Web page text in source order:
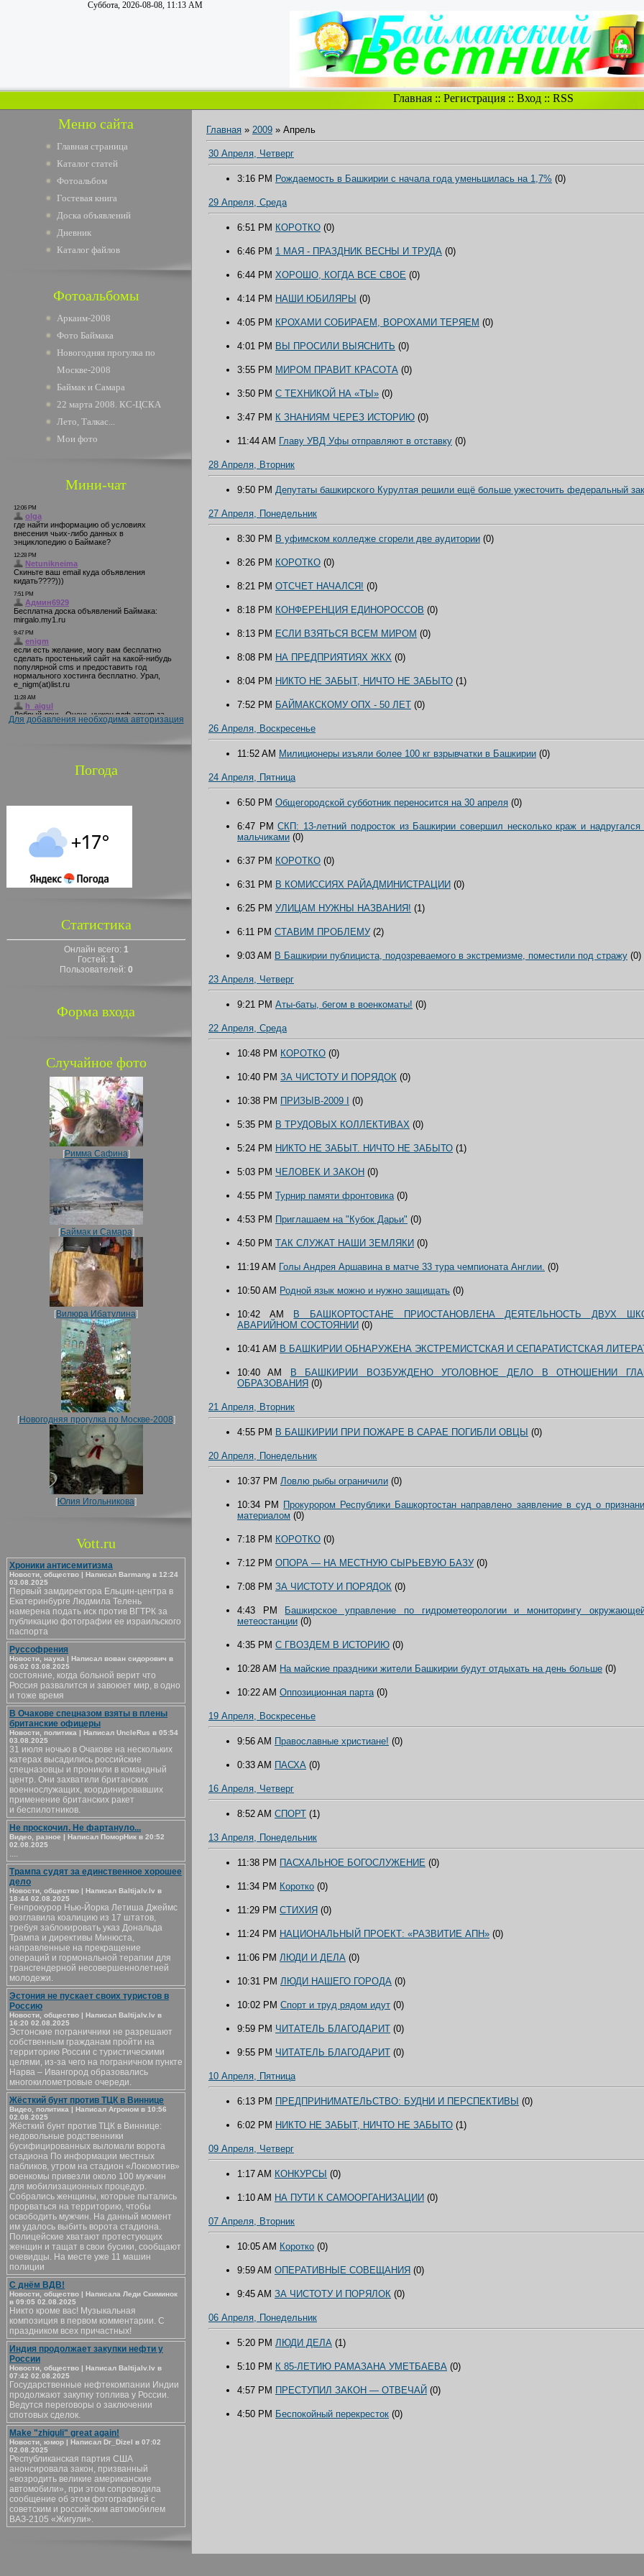
Суббота, 2026-08-08, 11:13 AM
Главная:: Регистрация:: Вход:: RSS
Меню сайта
Главная страница
Каталог статей
Фотоальбом
Гостевая книга
Доска объявлений
Дневник
Каталог файлов
Фотоальбомы
Аркаим-2008
Фото Баймака
Новогодняя прогулка по
Москве-2008
Баймак и Самара
22 марта 2008. КС-ЦСКА
Лето, Талкас...
Мои фото
Мини-чат
Для добавления необходима авторизация
Погода
Статистика
Онлайн всего: 1
Гостей: 1
Пользователей: 0
Форма входа
Случайное фото
[Римма Сафина]
[Баймак и Самара]
[Вилюра Ибатулина]
[Новогодняя прогулка по Москве-2008]
[Юлия Игольникова]
Vott.ru
Хроники антисемитизма
Новости, общество | Написал Barmang в 12:24
03.08.2025
Первый замдиректора Ельцин-центра в
Екатеринбурге Людмила Телень
намерена подать иск против ВГТРК за
публикацию фотографии ее израильского
паспорта
Руссофрения
Новости, наука | Написал вован сидорович в
06:02 03.08.2025
состояние, когда больной верит что
Россия развалится и завоюет мир, в одно
и тоже время
В Очакове спецназом взяты в плены
британские офицеры
Новости, политика | Написал UncleRus в 05:54
03.08.2025
31 июля ночью в Очакове на нескольких
катерах высадились российские
спецназовцы и проникли в командный
центр. Они захватили британских
военнослужащих, координировавших
применение британских ракет
и беспилотников.
Не проскочил. Не фартануло...
Видео, разное | Написал ПоморНик в 20:52
02.08.2025
....
Трампа судят за единственное хорошее
дело
Новости, общество | Написал Baltijalv.lv в
18:44 02.08.2025
Генпрокурор Нью-Йорка Летиша Джеймс
возглавила коалицию из 17 штатов,
требуя заблокировать указ Дональда
Трампа и директивы Минюста,
направленные на прекращение
операций и гормональной терапии для
трансгендерной несовершеннолетней
молодежи.
Эстония не пускает своих туристов в
Россию
Новости, общество | Написал Baltijalv.lv в
16:20 02.08.2025
Эстонские пограничники не разрешают
собственным гражданам пройти на
территорию России с туристическими
целями, из-за чего на пограничном пункте
Нарва – Ивангород образовались
многокилометровые очереди.
Жёсткий бунт против ТЦК в Виннице
Видео, политика | Написал Агроном в 10:56
02.08.2025
Жёсткий бунт против ТЦК в Виннице:
недовольные родственники
бусифицированных выломали ворота
стадиона По информации местных
пабликов, утром на стадион «Локомотив»
военкомы привезли около 100 мужчин
для мобилизационных процедур.
Собрались женщины, которые пытались
прорваться на территорию, чтобы
освободить мужчин. На данный момент
им удалось выбить ворота стадиона.
Полицейские хватают протестующих
женщин и тащат в свои бусики, сообщают
очевидцы. На месте уже 11 машин
полиции
С днём ВДВ!
Новости, общество | Написала Леди Скиминок
в 09:05 02.08.2025
Никто кроме вас! Музыкальная
композиция в первом комментарии. С
праздником всех причастных!
Индия продолжает закупки нефти у
России
Новости, общество | Написал Baltijalv.lv в
07:42 02.08.2025
Государственные нефтекомпании Индии
продолжают закупку топлива у России.
Ведутся переговоры о заключении
спотовых сделок.
Make "zhiguli" great again!
Новости, юмор | Написал Dr_Dizel в 07:02
02.08.2025
Республиканская партия США
анонсировала закон, призванный
«возродить великие американские
автомобили», при этом сопроводила
сообщение об этом фотографией с
советским и российским автомобилем
ВАЗ-2105 «Жигули».
Главная » 2009 » Апрель
30 Апреля, Четверг
3:16 PM Рождаемость в Башкирии с начала года уменьшилась на 1,7% (0)
29 Апреля, Среда
6:51 PM КОРОТКО (0)
6:46 PM 1 МАЯ - ПРАЗДНИК ВЕСНЫ И ТРУДА (0)
6:44 PM ХОРОШО, КОГДА ВСЕ СВОЕ (0)
4:14 PM НАШИ ЮБИЛЯРЫ (0)
4:05 PM КРОХАМИ СОБИРАЕМ, ВОРОХАМИ ТЕРЯЕМ (0)
4:01 PM ВЫ ПРОСИЛИ ВЫЯСНИТЬ (0)
3:55 PM МИРОМ ПРАВИТ КРАСОТА (0)
3:50 PM С ТЕХНИКОЙ НА «ТЫ» (0)
3:47 PM К ЗНАНИЯМ ЧЕРЕЗ ИСТОРИЮ (0)
11:44 AM Главу УВД Уфы отправляют в отставку (0)
28 Апреля, Вторник
9:50 PM Депутаты башкирского Курултая решили ещё больше ужесточить федеральный
27 Апреля, Понедельник
8:30 PM В уфимском колледже сгорели две аудитории (0)
8:26 PM КОРОТКО (0)
8:21 PM ОТСЧЕТ НАЧАЛСЯ! (0)
8:18 PM КОНФЕРЕНЦИЯ ЕДИНОРОССОВ (0)
8:13 PM ЕСЛИ ВЗЯТЬСЯ ВСЕМ МИРОМ (0)
8:08 PM НА ПРЕДПРИЯТИЯХ ЖКХ (0)
8:04 PM НИКТО НЕ ЗАБЫТ, НИЧТО НЕ ЗАБЫТО (1)
7:52 PM БАЙМАКСКОМУ ОПХ - 50 ЛЕТ (0)
26 Апреля, Воскресенье
11:52 AM Милиционеры изъяли более 100 кг взрывчатки в Башкирии (0)
24 Апреля, Пятница
6:50 PM Общегородской субботник переносится на 30 апреля (0)
6:47 PM СКП: 13-летний подросток из Башкирии совершил несколько краж и
мальчиками (0)
6:37 PM КОРОТКО (0)
6:31 PM В КОМИССИЯХ РАЙАДМИНИСТРАЦИИ (0)
6:25 PM УЛИЦАМ НУЖНЫ НАЗВАНИЯ! (1)
6:11 PM СТАВИМ ПРОБЛЕМУ (2)
9:03 AM В Башкирии публициста, подозреваемого в экстремизме, поместили под стражу (0)
23 Апреля, Четверг
9:21 PM Аты-баты, бегом в военкоматы! (0)
22 Апреля, Среда
10:48 PM КОРОТКО (0)
10:40 PM ЗА ЧИСТОТУ И ПОРЯДОК (0)
10:38 PM ПРИЗЫВ-2009 I (0)
5:35 PM В ТРУДОВЫХ КОЛЛЕКТИВАХ (0)
5:24 PM НИКТО НЕ ЗАБЫТ. НИЧТО НЕ ЗАБЫТО (1)
5:03 PM ЧЕЛОВЕК И ЗАКОН (0)
4:55 PM Турнир памяти фронтовика (0)
4:53 PM Приглашаем на "Кубок Дарьи" (0)
4:50 PM ТАК СЛУЖАТ НАШИ ЗЕМЛЯКИ (0)
11:19 AM Голы Андрея Аршавина в матче 33 тура чемпионата Англии. (0)
10:50 AM Родной язык можно и нужно защищать (0)
10:42 AM
В БАШКОРТОСТАНЕ ПРИОСТАНОВЛЕНА ДЕЯТЕЛЬНОСТЬ ДВУХ
АВАРИЙНОМ СОСТОЯНИИ (0)
10:41 AM В БАШКИРИИ ОБНАРУЖЕНА ЭКСТРЕМИСТСКАЯ И СЕПАРАТИСТСКАЯ
10:40 AM
В БАШКИРИИ ВОЗБУЖДЕНО УГОЛОВНОЕ ДЕЛО В ОТНОШЕНИИ
ОБРАЗОВАНИЯ (0)
21 Апреля, Вторник
4:55 PM В БАШКИРИИ ПРИ ПОЖАРЕ В САРАЕ ПОГИБЛИ ОВЦЫ (0)
20 Апреля, Понедельник
10:37 PM Ловлю рыбы ограничили (0)
10:34 PM
Прокурором Республики Башкортостан направлено заявление в суд о
материалом (0)
7:18 PM КОРОТКО (0)
7:12 PM ОПОРА — НА МЕСТНУЮ СЫРЬЕВУЮ БАЗУ (0)
7:08 PM ЗА ЧИСТОТУ И ПОРЯДОК (0)
4:43 PM
Башкирское управление по гидрометеорологии и мониторингу
метеостанции (0)
4:35 PM С ГВОЗДЕМ В ИСТОРИЮ (0)
10:28 AM На майские праздники жители Башкирии будут отдыхать на день больше (0)
10:22 AM Оппозиционная парта (0)
19 Апреля, Воскресенье
9:56 AM Православные христиане! (0)
0:33 AM ПАСХА (0)
16 Апреля, Четверг
8:52 AM СПОРТ (1)
13 Апреля, Понедельник
11:38 PM ПАСХАЛЬНОЕ БОГОСЛУЖЕНИЕ (0)
11:34 PM Коротко (0)
11:29 PM СТИХИЯ (0)
11:24 PM НАЦИОНАЛЬНЫЙ ПРОЕКТ: «РАЗВИТИЕ АПН» (0)
11:06 PM ЛЮДИ И ДЕЛА (0)
10:31 PM ЛЮДИ НАШЕГО ГОРОДА (0)
10:02 PM Спорт и труд рядом идут (0)
9:59 PM ЧИТАТЕЛЬ БЛАГОДАРИТ (0)
9:55 PM ЧИТАТЕЛЬ БЛАГОДАРИТ (0)
10 Апреля, Пятница
6:13 PM ПРЕДПРИНИМАТЕЛЬСТВО: БУДНИ И ПЕРСПЕКТИВЫ (0)
6:02 PM НИКТО НЕ ЗАБЫТ, НИЧТО НЕ ЗАБЫТО (1)
09 Апреля, Четверг
1:17 AM КОНКУРСЫ (0)
1:10 AM НА ПУТИ К САМООРГАНИЗАЦИИ (0)
07 Апреля, Вторник
10:05 AM Коротко (0)
9:59 AM ОПЕРАТИВНЫЕ СОВЕЩАНИЯ (0)
9:45 AM ЗА ЧИСТОТУ И ПОРЯЛОК (0)
06 Апреля, Понедельник
5:20 PM ЛЮДИ ДЕЛА (1)
5:10 PM К 85-ЛЕТИЮ РАМАЗАНА УМЕТБАЕВА (0)
4:57 PM ПРЕСТУПИЛ ЗАКОН — ОТВЕЧАЙ (0)
4:50 PM Беспокойный перекресток (0)